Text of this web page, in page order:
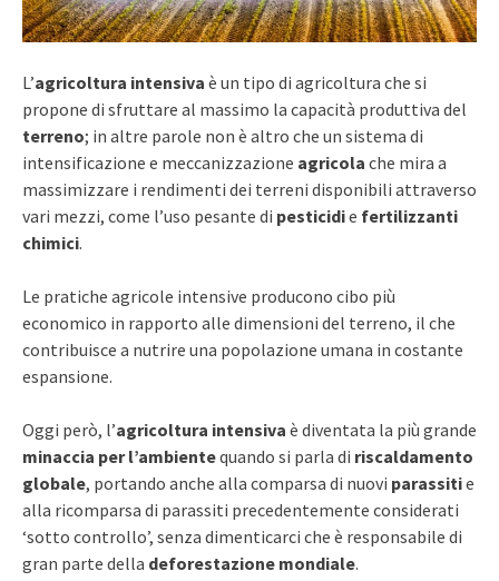
L’agricoltura intensiva è un tipo di agricoltura che si
propone di sfruttare al massimo la capacità produttiva del
terreno; in altre parole non è altro che un sistema di
intensificazione e meccanizzazione agricola che mira a
massimizzare i rendimenti dei terreni disponibili attraverso
vari mezzi, come l’uso pesante di pesticidie fertilizzanti
chimici.
Le pratiche agricole intensive producono cibo più
economico in rapporto alle dimensioni del terreno, il che
contribuisce a nutrire una popolazione umana in costante
espansione.
Oggi però, l’agricoltura intensiva è diventata la più grande
minaccia per l’ambientequando si parla di riscaldamento
globale, portando anche alla comparsa di nuovi parassitie
alla ricomparsa di parassiti precedentemente considerati
‘sotto controllo’, senza dimenticarci che è responsabile di
gran parte della deforestazione mondiale.